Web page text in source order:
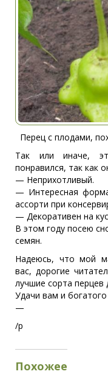
Перец с плодами,
Так или иначе,
понравился, так как
— Неприхотливый.
— Интересная
ассорти при
— Декоративен на
В этом году посею
семян.
Надеюсь, что мой
вас, дорогие
лучшие сорта перцев
Удачи вам и
—
/p
Похожее